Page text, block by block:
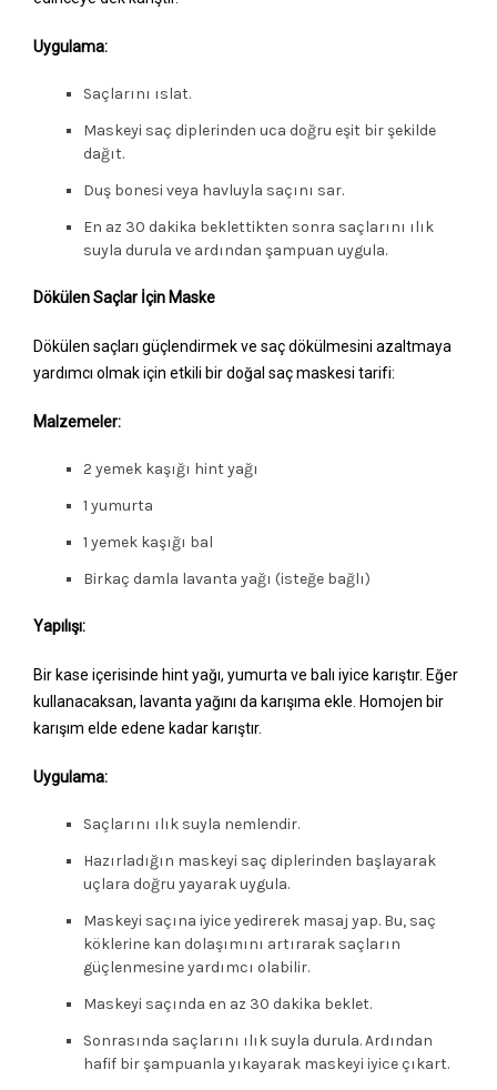
Uygulama:
Saçlarını ıslat.
Maskeyi saç diplerinden uca doğru eşit bir şekilde
dağıt.
Duş bonesi veya havluyla saçını sar.
En az 30 dakika beklettikten sonra saçlarını ılık
suyla durula ve ardından şampuan uygula.
Dökülen Saçlar İçin Maske
Dökülen saçları güçlendirmek ve saç dökülmesini azaltmaya
yardımcı olmak için etkili bir doğal saç maskesi tarifi:
Malzemeler:
2 yemek kaşığı hint yağı
1 yumurta
1 yemek kaşığı bal
Birkaç damla lavanta yağı (isteğe bağlı)
Yapılışı:
Bir kase içerisinde hint yağı, yumurta ve balı iyice karıştır. Eğer
kullanacaksan, lavanta yağını da karışıma ekle. Homojen bir
karışım elde edene kadar karıştır.
Uygulama:
Saçlarını ılık suyla nemlendir.
Hazırladığın maskeyi saç diplerinden başlayarak
uçlara doğru yayarak uygula.
Maskeyi saçına iyice yedirerek masaj yap. Bu, saç
köklerine kan dolaşımını artırarak saçların
güçlenmesine yardımcı olabilir.
Maskeyi saçında en az 30 dakika beklet.
Sonrasında saçlarını ılık suyla durula. Ardından
hafif bir şampuanla yıkayarak maskeyi iyice çıkart.